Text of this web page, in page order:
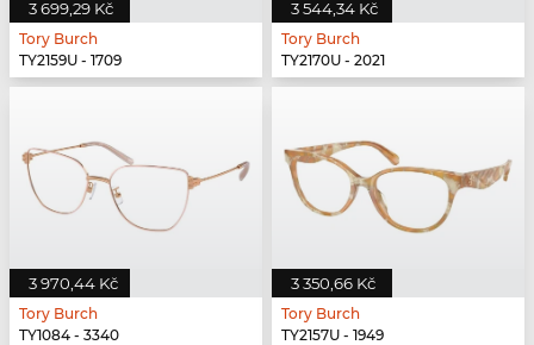
3 699,29 Kč
Tory Burch
TY2159U - 1709
3 544,34 Kč
Tory Burch
TY2170U - 2021
3 970,44 Kč
Tory Burch
TY1084 - 3340
3 350,66 Kč
Tory Burch
TY2157U - 1949